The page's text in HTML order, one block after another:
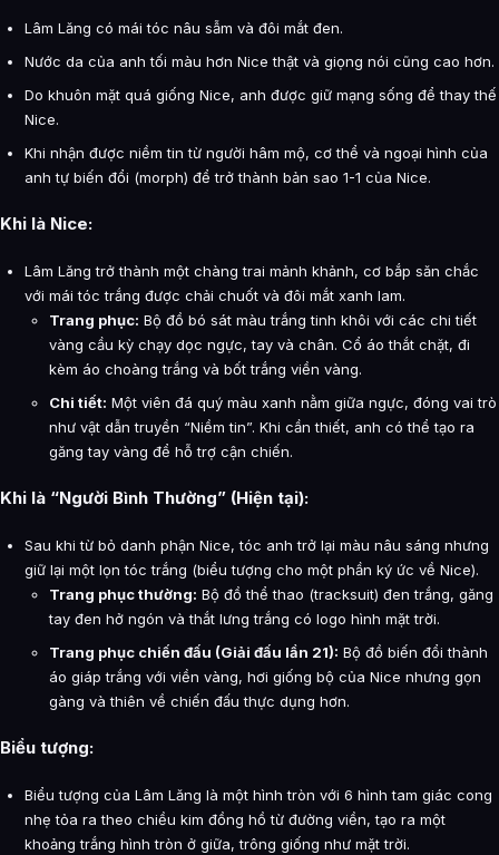
Lâm Lăng có mái tóc nâu sẫm và đôi mắt đen.
Nước da của anh tối màu hơn Nice thật và giọng nói cũng cao hơn.
Do khuôn mặt quá giống Nice, anh được giữ mạng sống để thay thế
Nice.
Khi nhận được niềm tin từ người hâm mộ, cơ thể và ngoại hình của
anh tự biến đổi (morph) để trở thành bản sao 1-1 của Nice.
Khi là Nice:
Lâm Lăng trở thành một chàng trai mảnh khảnh, cơ bắp săn chắc
với mái tóc trắng được chải chuốt và đôi mắt xanh lam.
Trang phục: Bộ đồ bó sát màu trắng tinh khôi với các chi tiết
vàng cầu kỳ chạy dọc ngực, tay và chân. Cổ áo thắt chặt, đi
kèm áo choàng trắng và bốt trắng viền vàng.
Chi tiết: Một viên đá quý màu xanh nằm giữa ngực, đóng vai trò
như vật dẫn truyền “Niềm tin”. Khi cần thiết, anh có thể tạo ra
găng tay vàng để hỗ trợ cận chiến.
Khi là “Người Bình Thường” (Hiện tại):
Sau khi từ bỏ danh phận Nice, tóc anh trở lại màu nâu sáng nhưng
giữ lại một lọn tóc trắng (biểu tượng cho một phần ký ức về Nice).
Trang phục thường: Bộ đồ thể thao (tracksuit) đen trắng, găng
tay đen hở ngón và thắt lưng trắng có logo hình mặt trời.
Trang phục chiến đấu (Giải đấu lần 21): Bộ đồ biến đổi thành
áo giáp trắng với viền vàng, hơi giống bộ của Nice nhưng gọn
gàng và thiên về chiến đấu thực dụng hơn.
Biểu tượng:
Biểu tượng của Lâm Lăng là một hình tròn với 6 hình tam giác cong
nhẹ tỏa ra theo chiều kim đồng hồ từ đường viền, tạo ra một
khoảng trắng hình tròn ở giữa, trông giống như mặt trời.